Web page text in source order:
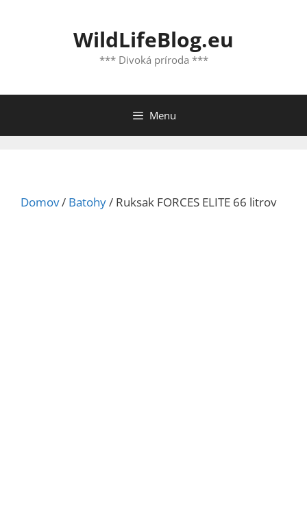
WildLifeBlog.eu
*** Divoká príroda ***
Menu
Domov/ Batohy/ Ruksak FORCES ELITE 66 litrov